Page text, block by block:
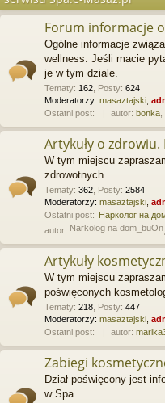
Forum informacje
Ogólne informacje
wellness. Jeśli macie
je w tym dziale.
Tematy: 162 Posty: 624
Moderatorzy: masaztajski
Ostatni post:
autor: bonka
Artykuły o
W tym miejscu
zdrowotnych.
Tematy: 362 Posty: 2584
Moderatorzy: masaztajski
Ostatni post: Нарколог на
autor: Narkolog na dom_buOn
Artykuły
W tym miejscu
poświęconych
Tematy: 218 Posty: 447
Moderatorzy: masaztajski
Ostatni post:
autor:
Zabiegi
Dział poświęcony jest
w Spa